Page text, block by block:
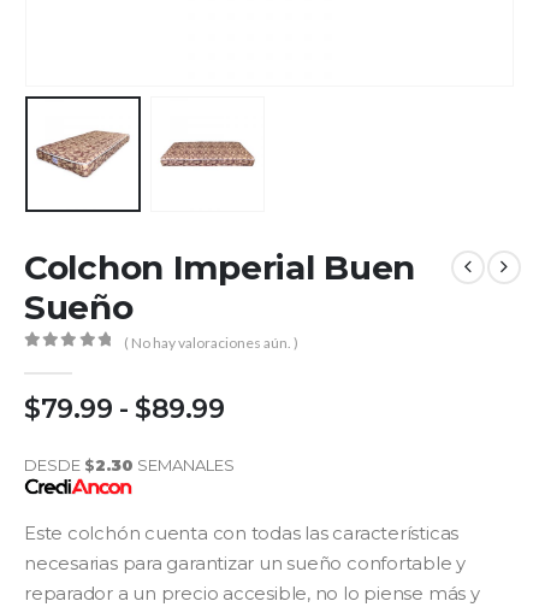
Colchon Imperial Buen
Sueño
( No hay valoraciones aún. )
$79.99 - $89.99
DESDE $2.30 SEMANALES
Este colchón cuenta con todas las características
necesarias para garantizar un sueño confortable y
reparador a un precio accesible, no lo piense más y